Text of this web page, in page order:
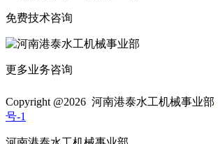
免费技术咨询
更多业务咨询
Copyright @2026 河南港泰水工机械事业部
号-1